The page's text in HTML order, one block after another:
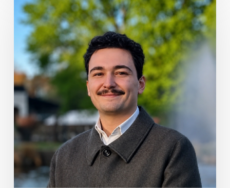
au
lauréat
thèse
des
Ponts
2026